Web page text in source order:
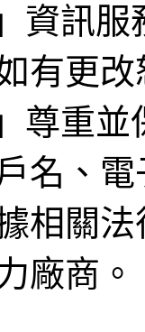
資訊
有更
尊重
名、
相關
廠商。